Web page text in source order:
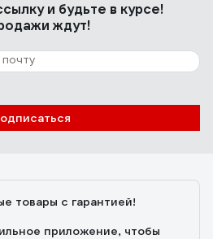
02691-
27.05.2020
и будьте в курсе!
ждут!
товары с гарантией!
приложение, чтобы